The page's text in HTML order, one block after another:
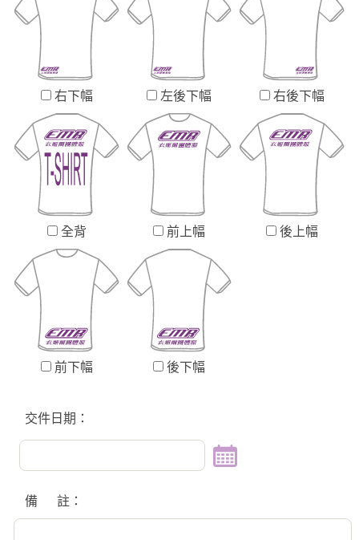
右下幅 左後下幅 右後下幅
全背 前上幅 後上幅
前下幅 後下幅
交件日期：
備 註：